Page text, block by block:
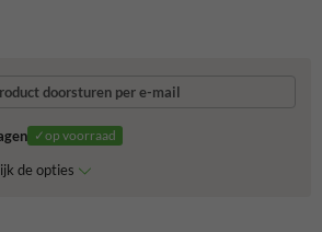
doorsturen per e-mail
✓op voorraad
de opties